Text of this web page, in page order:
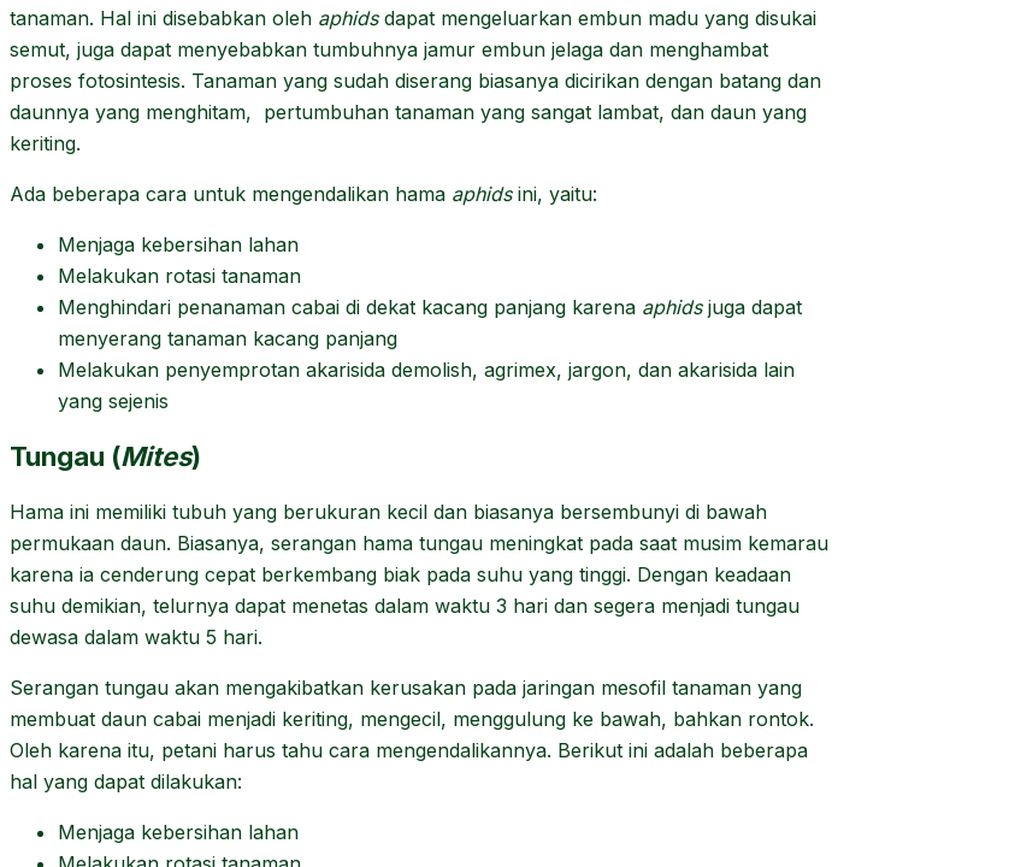
tanaman. Hal ini disebabkan oleh aphidsdapat mengeluarkan embun madu yang disukai
semut, juga dapat menyebabkan tumbuhnya jamur embun jelaga dan menghambat
proses fotosintesis. Tanaman yang sudah diserang biasanya dicirikan dengan batang dan
daunnya yang menghitam, pertumbuhan tanaman yang sangat lambat, dan daun yang
keriting.
Ada beberapa cara untuk mengendalikan hama aphidsini, yaitu:
Menjaga kebersihan lahan
Melakukan rotasi tanaman
Menghindari penanaman cabai di dekat kacang panjang karena aphids juga dapat
menyerang tanaman kacang panjang
Melakukan penyemprotan akarisida demolish, agrimex, jargon, dan akarisida lain
yang sejenis
Tungau (Mites)
Hama ini memiliki tubuh yang berukuran kecil dan biasanya bersembunyi di bawah
permukaan daun. Biasanya, serangan hama tungau meningkat pada saat musim kemarau
karena ia cenderung cepat berkembang biak pada suhu yang tinggi. Dengan keadaan
suhu demikian, telurnya dapat menetas dalam waktu 3 hari dan segera menjadi tungau
dewasa dalam waktu 5 hari.
Serangan tungau akan mengakibatkan kerusakan pada jaringan mesofil tanaman yang
membuat daun cabai menjadi keriting, mengecil, menggulung ke bawah, bahkan rontok.
Oleh karena itu, petani harus tahu cara mengendalikannya. Berikut ini adalah beberapa
hal yang dapat dilakukan:
Menjaga kebersihan lahan